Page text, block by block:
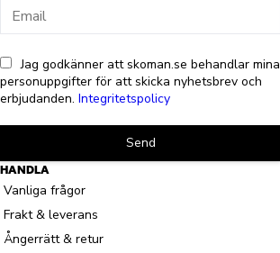
Jag godkänner att skoman.se behandlar mina
personuppgifter för att skicka nyhetsbrev och
erbjudanden. Integritetspolicy
Send
HANDLA
Vanliga frågor
Frakt & leverans
Ångerrätt & retur